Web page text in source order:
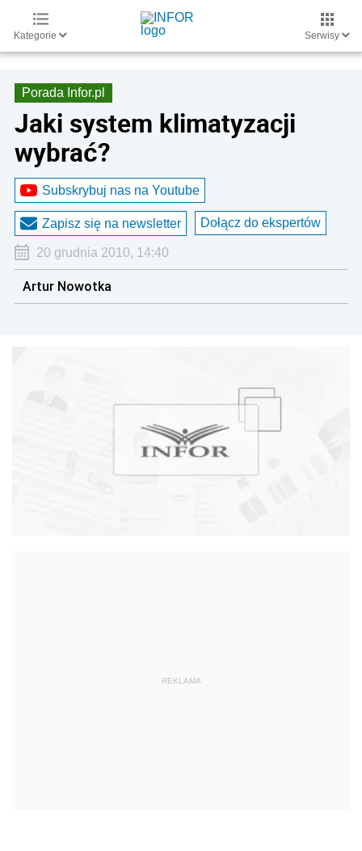
Kategorie Serwisy
Porada Infor.pl
Jaki system klimatyzacji
wybrać?
Subskrybuj nas na Youtube
Zapisz się na newsletter Dołącz do ekspertów
20 grudnia 2010, 14:40
Artur Nowotka